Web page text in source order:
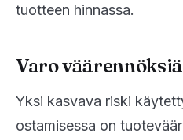
tuotteen hinnassa.
Varo
Yksi kasvava riski
ostamisessa on